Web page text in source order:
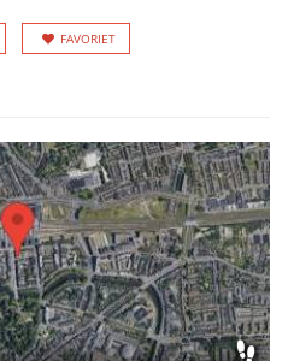
FAVORIET